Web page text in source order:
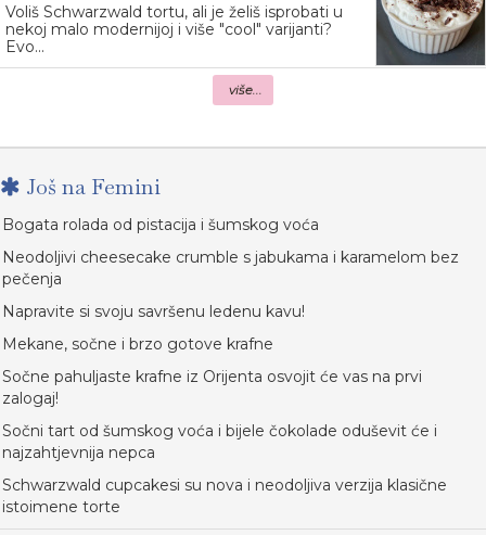
Voliš Schwarzwald tortu, ali je želiš isprobati u
nekoj malo modernijoj i više "cool" varijanti?
Evo...
više...
Još na Femini
Bogata rolada od pistacija i šumskog voća
Neodoljivi cheesecake crumble s jabukama i karamelom bez
pečenja
Napravite si svoju savršenu ledenu kavu!
Mekane, sočne i brzo gotove krafne
Sočne pahuljaste krafne iz Orijenta osvojit će vas na prvi
zalogaj!
Sočni tart od šumskog voća i bijele čokolade oduševit će i
najzahtjevnija nepca
Schwarzwald cupcakesi su nova i neodoljiva verzija klasične
istoimene torte